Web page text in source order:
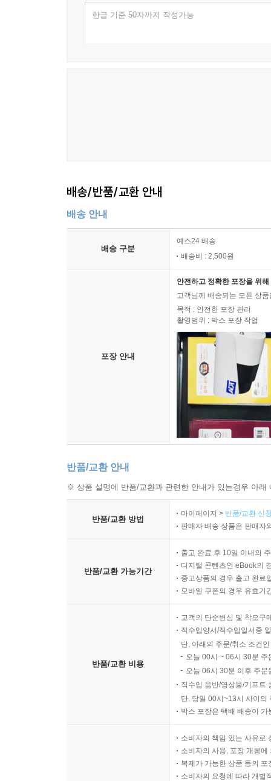
한글 기준 50자까지 작성가능
배송/반품/교환 안내
배송 안내
배송 구분
예스24 배송
배송비 : 2,500원
포장 안내
안전하고 정확한 포장을 위
고객님께 배송되는 모든 상
목적 : 안전한 포장 관리
촬영범위 : 박스 포장 작업
반품/교환 안내
※ 상품 설명에 반품/교환과 관련한 안내가 있는경우 아
반품/교환 방법
마이페이지 > 반품/교환 신
판매자 배송 상품은 판매자
반품/교환 가능기간
출고 완료 후 10일 이내의
디지털 콘텐츠인 eBook의
중고상품의 경우 출고 완료
모바일 쿠폰의 경우 유효기
반품/교환 비용
고객의 단순변심 및 착오구
직수입양서/직수입일서중
단, 아래의 주문/취소 조건
오늘 00시 ~ 06시 30분
오늘 06시 30분 이후 주
직수입 음반/영상물/기프트
단, 당일 00시~13시 사이의
박스 포장은 택배 배송이
소비자의 책임 있는 사유로
소비자의 사용, 포장 개봉
복제가 가능한 상품 등의
소비자의 요청에 따라 개별